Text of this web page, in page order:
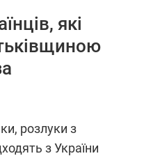
які
розлуки з
з України